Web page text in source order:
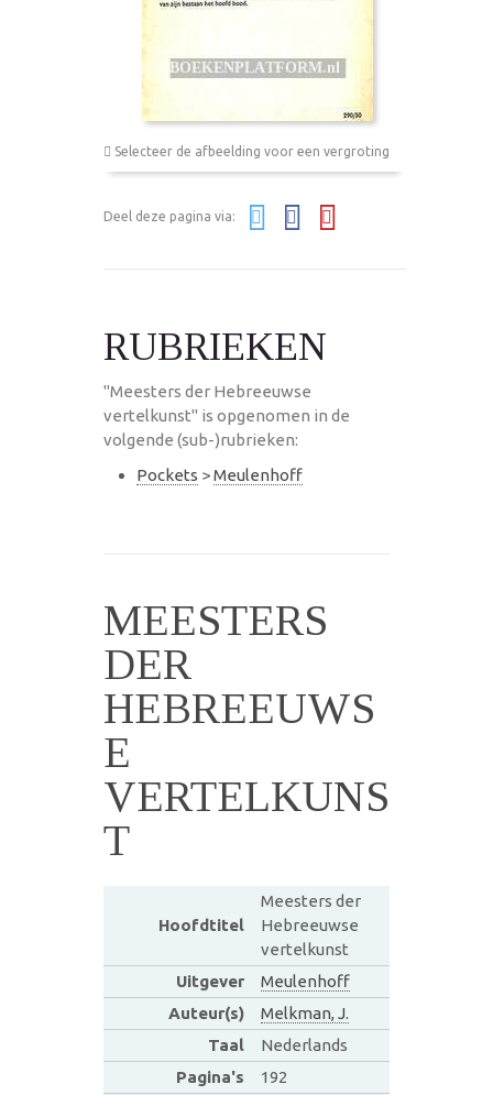
Selecteer de afbeelding voor een vergroting
Deel deze pagina via:
RUBRIEKEN
"Meesters der Hebreeuwse
vertelkunst" is opgenomen in de
volgende (sub-)rubrieken:
Pockets >Meulenhoff
MEESTERS
DER
HEBREEUWS
E
VERTELKUNS
T
Hoofdtitel
Meesters der
Hebreeuwse
vertelkunst
Uitgever
Meulenhoff
Auteur(s)
Melkman, J.
Taal
Nederlands
Pagina's
192